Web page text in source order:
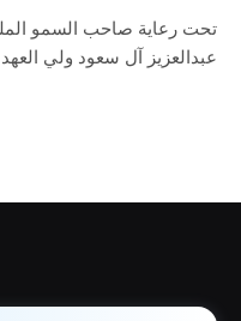
تحت رعاية صاحب السمو
عبدالعزيز آل سعود ولي